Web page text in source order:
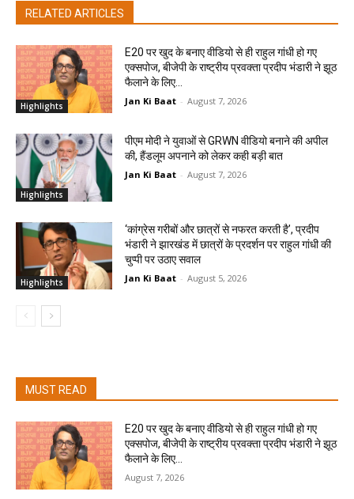
RELATED ARTICLES
Highlights
E20 पर खुद के बनाए वीडियो से ही राहुल गांधी हो गए
एक्सपोज, बीजेपी के राष्ट्रीय प्रवक्ता प्रदीप भंडारी ने झूठ
फैलाने के लिए...
Jan Ki Baat - August 7, 2026
Highlights
पीएम मोदी ने युवाओं से GRWN वीडियो बनाने की अपील
की, हैंडलूम अपनाने को लेकर कही बड़ी बात
Jan Ki Baat - August 7, 2026
Highlights
‘कांग्रेस गरीबों और छात्रों से नफरत करती है’, प्रदीप
भंडारी ने झारखंड में छात्रों के प्रदर्शन पर राहुल गांधी की
चुप्पी पर उठाए सवाल
Jan Ki Baat - August 5, 2026
MUST READ
E20 पर खुद के बनाए वीडियो से ही राहुल गांधी हो गए
एक्सपोज, बीजेपी के राष्ट्रीय प्रवक्ता प्रदीप भंडारी ने झूठ
फैलाने के लिए...
August 7, 2026